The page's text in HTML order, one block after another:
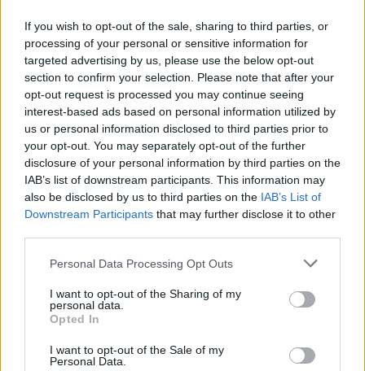
If you wish to opt-out of the sale, sharing to third parties, or
processing of your personal or sensitive information for
targeted advertising by us, please use the below opt-out
section to confirm your selection. Please note that after your
opt-out request is processed you may continue seeing
interest-based ads based on personal information utilized by
us or personal information disclosed to third parties prior to
your opt-out. You may separately opt-out of the further
disclosure of your personal information by third parties on the
IAB’s list of downstream participants. This information may
also be disclosed by us to third parties on the IAB’s List of
Downstream Participants that may further disclose it to other
Personal Data Processing Opt Outs
I want to opt-out of the Sharing of my
personal data.
Opted In
I want to opt-out of the Sale of my
Personal Data.
5/8: Badr 4 (26E): Sajaya TV
Na freq. 12092/V (SR 27500, FEC 3/4) začala vysílat stanice SAJAYA TV
5/8: Badr 3 (26E): NBN
Na freq. 11823/V byl odpojen TV kanál NBN
5/8: Badr 3 (26E): Al Waseet info
Na freq. 11746/V (SR 27500, FEC 3/4) se objevila test karta AL WASEET
4/8: Badr 4 (26E): ERI TV, Al Senaaea I.I.C.
Na freq. 12284/V (SR 27500, FEC 3/4) začaly vysílat programy ERI TV, AL
SENAAEA I.I.C.
4/8: Badr 4 (26E): Funoon Plus
Na freq. 12149/H (SR 27500, FEC 3/4) začala vysílat stanice FUNOON
Na freq. 12092/V skončil kanál SMARTSWAY CHANNEL
4/8: Badr 3 (26E): Al Najah
Na freq. 11862/V byl odpojen program AL NAJAH
4/8: Atlantic Bird 4 (7W): Al Sehah
Na freq. 10834/V (SR 27500, FEC 3/4) byla odpojena stanice AL SEHAH